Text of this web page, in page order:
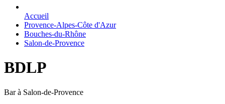
Accueil
Provence-Alpes-Côte d'Azur
Bouches-du-Rhône
Salon-de-Provence
BDLP
Bar à Salon-de-Provence